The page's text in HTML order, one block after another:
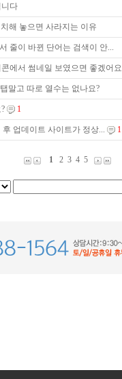
다
해 놓으면 사라지는 이유
줄이 바뀐 단어는 검색이 안...
에서 썸네일 보였으면 좋겠어요
말고 따로 열수는 없나요?
1
후 업데이트 사이트가 정상... 1
1 2 3 4 5